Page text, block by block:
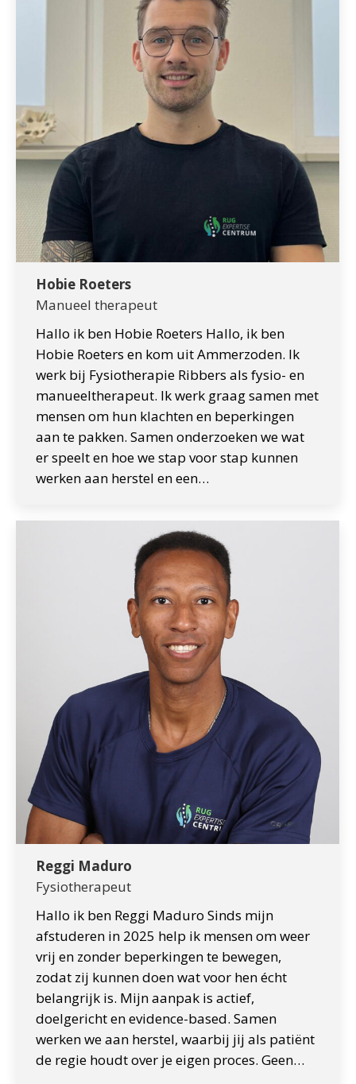
Hobie Roeters
Manueel therapeut
Hallo ik ben Hobie Roeters Hallo, ik ben
Hobie Roeters en kom uit Ammerzoden. Ik
werk bij Fysiotherapie Ribbers als fysio- en
manueeltherapeut. Ik werk graag samen met
mensen om hun klachten en beperkingen
aan te pakken. Samen onderzoeken we wat
er speelt en hoe we stap voor stap kunnen
werken aan herstel en een…
Reggi Maduro
Fysiotherapeut
Hallo ik ben Reggi Maduro Sinds mijn
afstuderen in 2025 help ik mensen om weer
vrij en zonder beperkingen te bewegen,
zodat zij kunnen doen wat voor hen écht
belangrijk is. Mijn aanpak is actief,
doelgericht en evidence-based. Samen
werken we aan herstel, waarbij jij als patiënt
de regie houdt over je eigen proces. Geen…